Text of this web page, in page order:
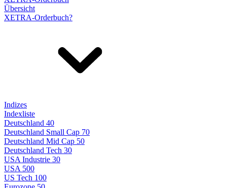
Übersicht
XETRA-Orderbuch?
Indizes
Indexliste
Deutschland 40
Deutschland Small Cap 70
Deutschland Mid Cap 50
Deutschland Tech 30
USA Industrie 30
USA 500
US Tech 100